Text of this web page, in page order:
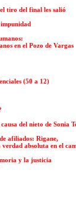
tiro del final les salió
en el Pozo de Vargas
(50 a 12)
del nieto de Sonia
afiliados: Rigane,
verdad absoluta en el
y la justicia